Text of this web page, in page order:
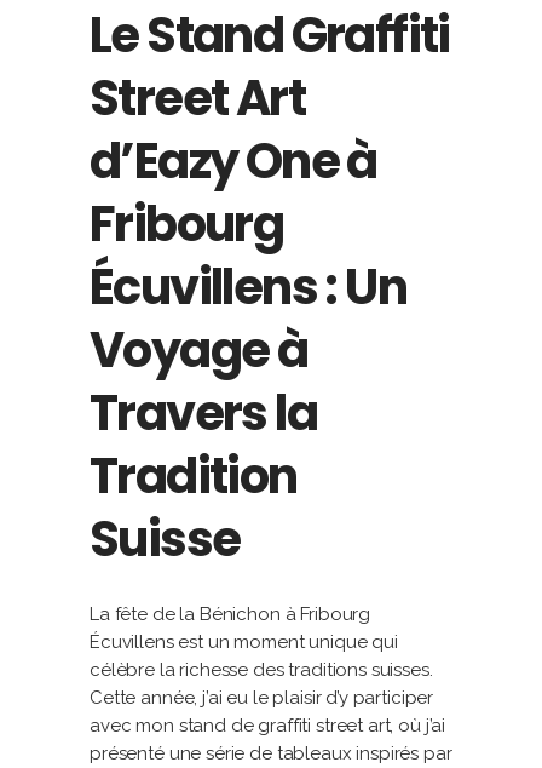
Le Stand Graffiti
Street Art
d’Eazy One à
Fribourg
Écuvillens : Un
Voyage à
Travers la
Tradition
Suisse
La fête de la Bénichon à Fribourg
Écuvillens est un moment unique qui
célèbre la richesse des traditions suisses.
Cette année, j’ai eu le plaisir d’y participer
avec mon stand de graffiti street art, où j’ai
présenté une série de tableaux inspirés par